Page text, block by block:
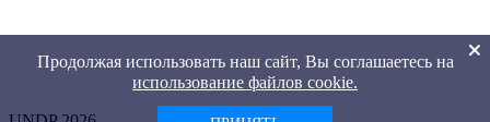
Продолжая использовать наш сайт, Вы соглашаетесь на
использование файлов cookie.